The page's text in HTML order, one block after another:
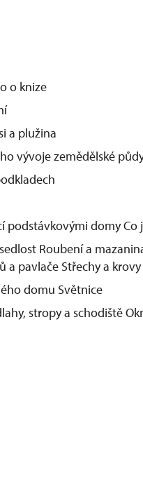
o knize
a plužina
vývoje zemědělské
podstávkovými domy Co
Roubení a
a pavlače Střechy a krovy
domu Světnice
stropy a schodiště